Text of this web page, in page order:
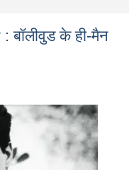
बॉलीवुड के ही-मैन